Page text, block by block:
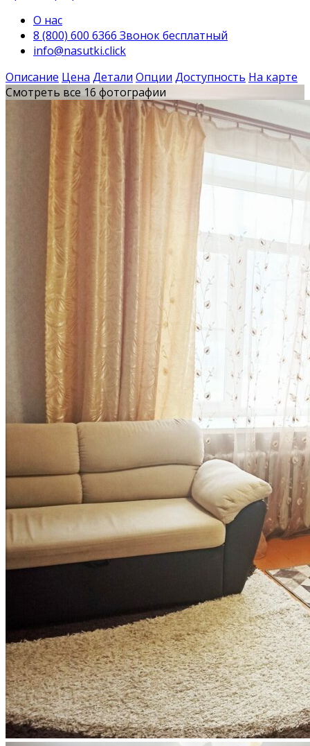
О нас
8 (800) 600 6366 Звонок бесплатный
info@nasutki.click
Описание Цена Детали Опции Доступность На карте
Смотреть все 16 фотографии